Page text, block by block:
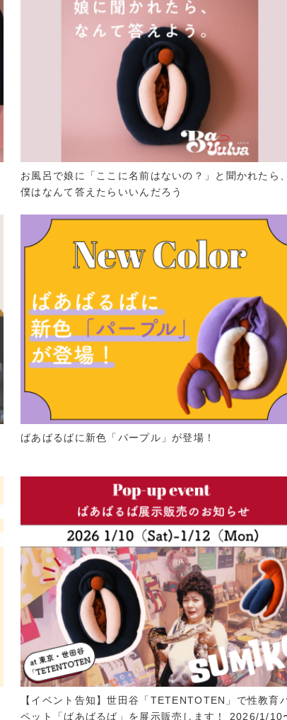
お風呂で娘に「ここに名前はないの？」と聞かれたら
僕はなんて答えたらいいんだろう
ばあばるばに新色「パープル」が登場！
【イベント告知】世田谷「TETENTOTEN」で性教育
ペット「ばあばるば」を展示販売します！ 2026/1/10